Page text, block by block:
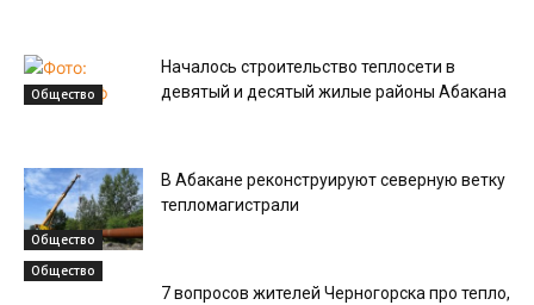
Общество
Началось строительство теплосети в
девятый и десятый жилые районы Абакана
Общество
В Абакане реконструируют северную ветку
тепломагистрали
Общество
7 вопросов жителей Черногорска про тепло,